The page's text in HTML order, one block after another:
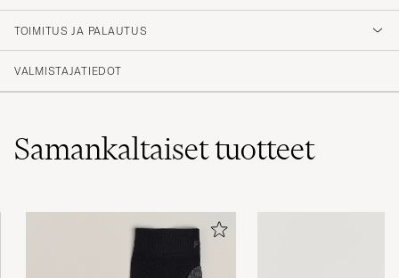
Meget bra sokker
ROGER B
OSTETTU OSOITTEESSA CAREOFCARL.NO
HERR A OSTETTU OSOITTEESSA CAREOFCARL.SE
TOIMITUS JA PALAUTUS
VALMISTAJATIEDOT
Samankaltaisettuotteet